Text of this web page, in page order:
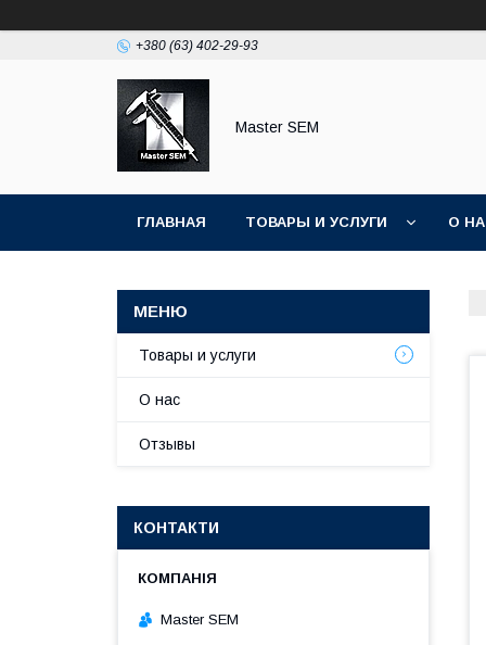
+380 (63) 402-29-93
Master SEM
ГЛАВНАЯ ТОВАРЫ И УСЛУГИ О
Товары и услуги
О нас
Отзывы
КОНТАКТИ
Master SEM